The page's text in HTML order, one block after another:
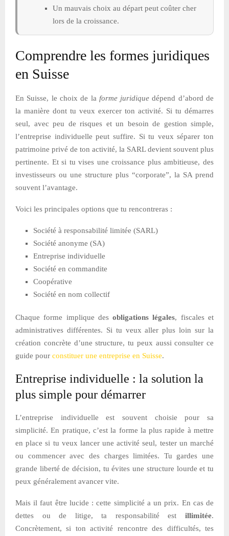
Un mauvais choix au départ peut coûter cher
lors de la croissance.
Comprendre les formes juridiques
en Suisse
En Suisse, le choix de la forme juridique dépend d’abord de
la manière dont tu veux exercer ton activité. Si tu démarres
seul, avec peu de risques et un besoin de gestion simple,
l’entreprise individuelle peut suffire. Si tu veux séparer ton
patrimoine privé de ton activité, la SARL devient souvent plus
pertinente. Et si tu vises une croissance plus ambitieuse, des
investisseurs ou une structure plus “corporate”, la SA prend
souvent l’avantage.
Voici les principales options que tu rencontreras :
Société à responsabilité limitée (SARL)
Société anonyme (SA)
Entreprise individuelle
Société en commandite
Coopérative
Société en nom collectif
Chaque forme implique desobligations légales, fiscales et
administratives différentes. Si tu veux aller plus loin sur la
création concrète d’une structure, tu peux aussi consulter ce
guide pour constituer une entreprise en Suisse.
Entreprise individuelle : la solution la
plus simple pour démarrer
L’entreprise individuelle est souvent choisie pour sa
simplicité. En pratique, c’est la forme la plus rapide à mettre
en place si tu veux lancer une activité seul, tester un marché
ou commencer avec des charges limitées. Tu gardes une
grande liberté de décision, tu évites une structure lourde et tu
peux généralement avancer vite.
Mais il faut être lucide : cette simplicité a un prix. En cas de
dettes ou de litige, ta responsabilité est illimitée.
Concrètement, si ton activité rencontre des difficultés, tes